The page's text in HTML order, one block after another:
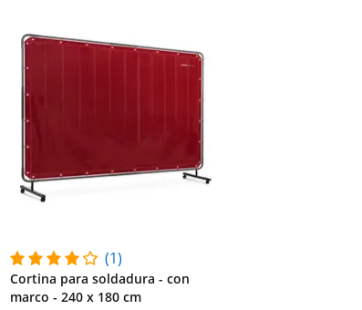
(1)
Cortina para soldadura - con
marco - 240 x 180 cm